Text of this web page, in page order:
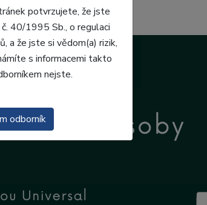
potvrzujete, že jste
40/1995 Sb., o regulaci
a že jste si vědom(a) rizik,
s informacemi takto
nejste.
odborník